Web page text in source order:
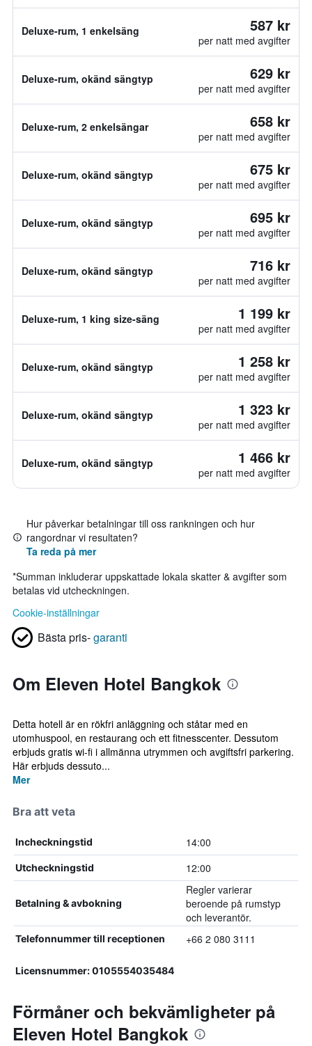
Deluxe-rum, 1 enkelsäng 587 kr
per natt med avgifter
Deluxe-rum, okänd sängtyp 629 kr
per natt med avgifter
Deluxe-rum, 2 enkelsängar 658 kr
per natt med avgifter
Deluxe-rum, okänd sängtyp 675 kr
per natt med avgifter
Deluxe-rum, okänd sängtyp 695 kr
per natt med avgifter
Deluxe-rum, okänd sängtyp 716 kr
per natt med avgifter
Deluxe-rum, 1 king size-säng 1 199 kr
per natt med avgifter
Deluxe-rum, okänd sängtyp 1 258 kr
per natt med avgifter
Deluxe-rum, okänd sängtyp 1 323 kr
per natt med avgifter
Deluxe-rum, okänd sängtyp 1 466 kr
per natt med avgifter
Hur påverkar betalningar till oss rankningen och hur
rangordnar vi resultaten?
Ta reda på mer
*Summan inkluderar uppskattade lokala skatter & avgifter som
betalas vid utcheckningen.
Cookie-inställningar
Bästa pris-garanti
Om Eleven Hotel Bangkok
Detta hotell är en rökfri anläggning och ståtar med en
utomhuspool, en restaurang och ett fitnesscenter. Dessutom
erbjuds gratis wi-fi i allmänna utrymmen och avgiftsfri parkering.
Här erbjuds dessuto...
Mer
Bra att veta
Incheckningstid 14:00
Utcheckningstid 12:00
Betalning & avbokning
Regler varierar
beroende på rumstyp
och leverantör.
Telefonnummer till receptionen +66 2 080 3111
Licensnummer: 0105554035484
Förmåner och bekvämligheter på
Eleven Hotel Bangkok